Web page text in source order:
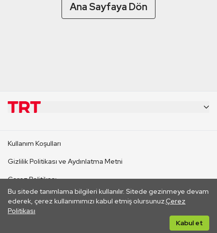
Ana Sayfaya Dön
Bu sitede tanımlama bilgileri kullanılır. Sitede gezinmeye devam
ederek, çerez kullanımımızı kabul etmiş olursunuz.Çerez
Politikası
Kabul et
CANLI YAYINLAR
Kullanım Koşulları
Gizlilik Politikası ve Aydınlatma Metni
Çerez Politikası
İletişim
Her hakkı saklıdır. ©2026 TRT. Bağlantı yoluyla gidilen dış